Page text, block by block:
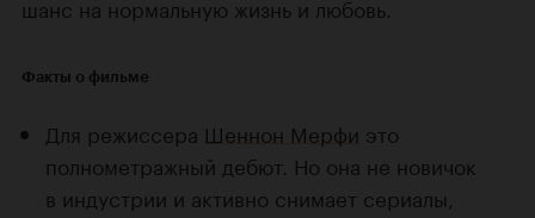
шанс на нормальную жизнь и любовь.
Факты о фильме
Для режиссера Шеннон Мерфи это
полнометражный дебют. Но она не новичок
в индустрии и активно снимает сериалы,